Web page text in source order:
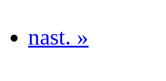
nast. »